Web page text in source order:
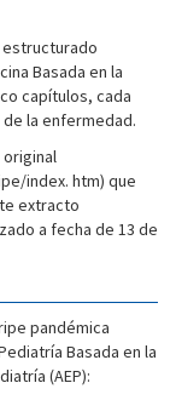
Basada en la
capítulos, cada
la enfermedad.
index. htm) que
extracto
a fecha de 13 de
pandémica
Basada en la
(AEP):